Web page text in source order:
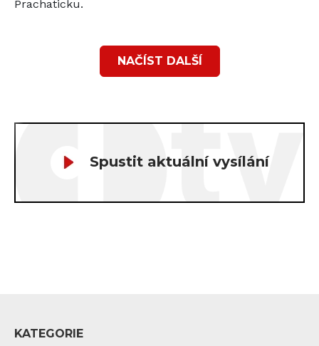
Prachaticku.
NAČÍST DALŠÍ
Spustit aktuální vysílání
KATEGORIE